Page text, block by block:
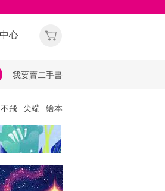
心
我要賣二手書
飛 尖端 繪本
學獎 比爾蓋茲